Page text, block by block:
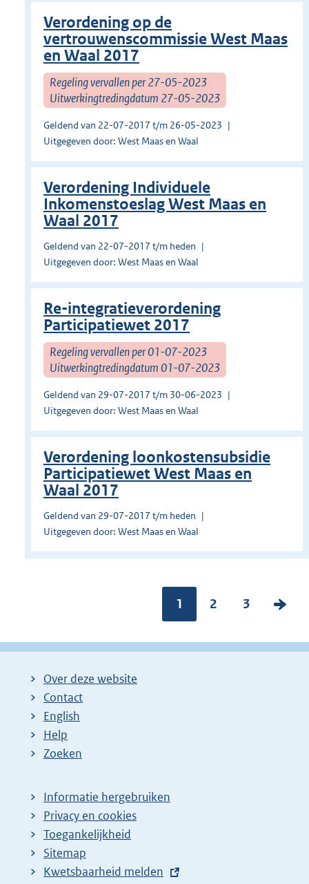
Verordening op de
vertrouwenscommissie West Maas
en Waal 2017
Regeling vervallen per 27-05-2023
Uitwerkingtredingdatum 27-05-2023
Geldend van 22-07-2017 t/m 26-05-2023
Uitgegeven door: West Maas en Waal
Verordening Individuele
Inkomenstoeslag West Maas en
Waal 2017
Geldend van 22-07-2017 t/m heden
Uitgegeven door: West Maas en Waal
Re-integratieverordening
Participatiewet 2017
Regeling vervallen per 01-07-2023
Uitwerkingtredingdatum 01-07-2023
Geldend van 29-07-2017 t/m 30-06-2023
Uitgegeven door: West Maas en Waal
Verordening loonkostensubsidie
Participatiewet West Maas en
Waal 2017
Geldend van 29-07-2017 t/m heden
Uitgegeven door: West Maas en Waal
Pagina:
1
P
g
2
P
g
3
V
l
Over deze website
Contact
English
Help
Zoeken
Informatie hergebruiken
Privacy en cookies
Toegankelijkheid
Sitemap
E
Kwetsbaarheid melden